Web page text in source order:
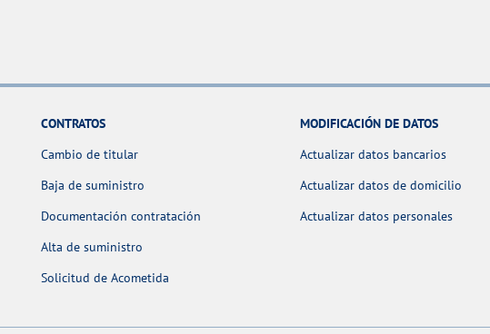
CONTRATOS
Cambio de titular
Baja de suministro
Documentación contratación
Alta de suministro
Solicitud de Acometida
MODIFICACIÓN DE DATOS
Actualizar datos bancarios
Actualizar datos de domicilio
Actualizar datos personales